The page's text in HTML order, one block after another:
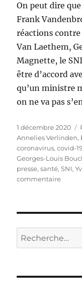
On peut dire
Frank
réactions
Van Laethem,
Magnette, le
être d’accord
qu’un ministre
on ne va pas
Publié
le
1 décembre 2020
Annelies Verlinden,
coronavirus,covid-
Georges-Louis
presse,santé,SNI,
commentairesur
Recherche
pour :